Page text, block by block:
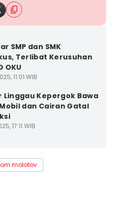
SMP dan SMK
Terlibat Kerusuhan
OKU
11:01 WIB
Linggau Kepergok Bawa
dan Cairan Gatal
17:11 WIB
molotov